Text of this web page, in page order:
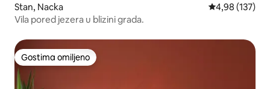
Stan, Nacka Prosečna
4,98 (137)
Vila pored jezera u blizini grada.
Gostima omiljeno
Gostima omiljeno